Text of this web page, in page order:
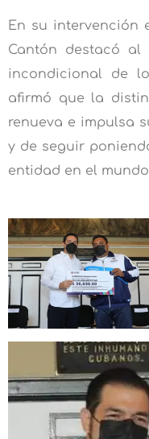
En su intervención
Cantón destacó al
incondicional de
afirmó que la
renueva e impulsa
y de seguir
entidad en el